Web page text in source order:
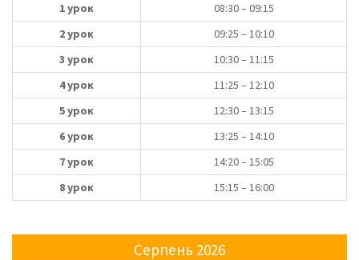
1 урок
08:30 – 09:15
2 урок
09:25 – 10:10
3 урок
10:30 – 11:15
4 урок
11:25 – 12:10
5 урок
12:30 – 13:15
6 урок
13:25 – 14:10
7 урок
14:20 – 15:05
8 урок
15:15 – 16:00
Серпень 2026